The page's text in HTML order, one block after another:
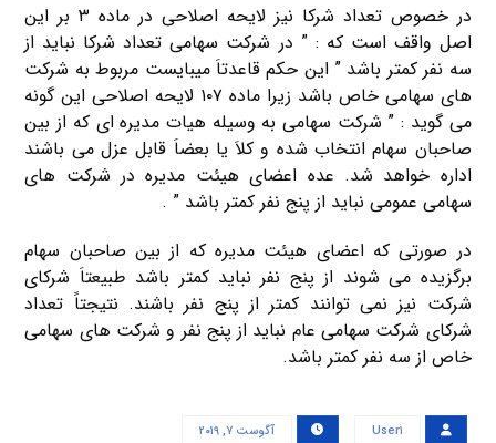
در خصوص تعداد شرکا نیز لایحه اصلاحی در ماده ۳ بر این
اصل واقف است که : ” در شرکت سهامی تعداد شرکا نباید از
سه نفر کمتر باشد ” این حکم قاعدتاَ میبایست مربوط به شرکت
های سهامی خاص باشد زیرا ماده ۱۰۷ لایحه اصلاحی این گونه
می گوید : ” شرکت سهامی به وسیله هیات مدیره ای که از بین
صاحبان سهام انتخاب شده و کلاَ یا بعضاَ قابل عزل می باشند
اداره خواهد شد. عده اعضای هیئت مدیره در شرکت های
سهامی عمومی نباید از پنج نفر کمتر باشد ” .
در صورتی که اعضای هیئت مدیره که از بین صاحبان سهام
برگزیده می شوند از پنج نفر نباید کمتر باشد طبیعتاَ شرکای
شرکت نیز نمی توانند کمتر از پنج نفر باشند. نتیجتاً تعداد
شرکای شرکت سهامی عام نباید از پنج نفر و شرکت های سهامی
خاص از سه نفر کمتر باشد.
User۱ آگوست ۷, ۲۰۱۹